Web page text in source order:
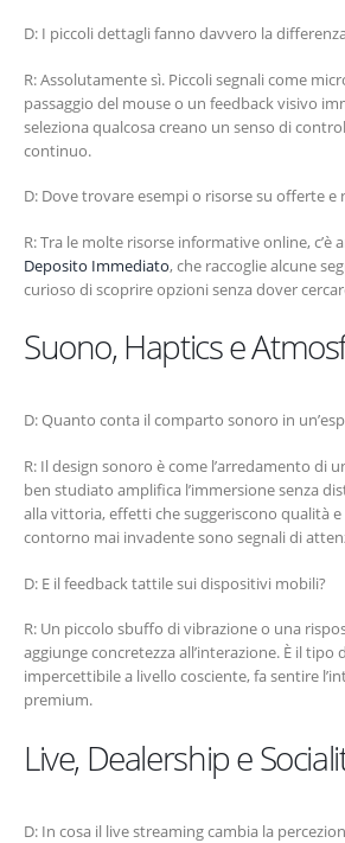
D: I piccoli dettagli fanno davvero la
R: Assolutamente sì. Piccoli segnali come
passaggio del mouse o un feedback visivo
seleziona qualcosa creano un senso di
continuo.
D: Dove trovare esempi o risorse su offerte e
R: Tra le molte risorse informative online, c’è
Deposito Immediato, che raccoglie alcune
curioso di scoprire opzioni senza dover
Suono, Haptics e
D: Quanto conta il comparto sonoro in
R: Il design sonoro è come l’arredamento di
ben studiato amplifica l’immersione senza
alla vittoria, effetti che suggeriscono qualità
contorno mai invadente sono segnali di
D: E il feedback tattile sui dispositivi mobili?
R: Un piccolo sbuffo di vibrazione o una
aggiunge concretezza all’interazione. È il
impercettibile a livello cosciente, fa sentire
premium.
Live, Dealership e
D: In cosa il live streaming cambia la